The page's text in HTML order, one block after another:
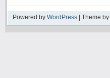
Powered by WordPress | Theme by